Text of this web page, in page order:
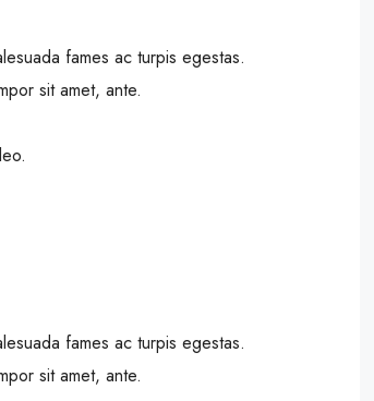
fames ac turpis egestas.
sit amet, ante.
fames ac turpis egestas.
sit amet, ante.